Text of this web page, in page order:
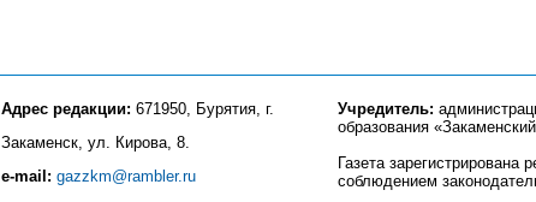
Адрес редакции: 671950, Бурятия, г.
Закаменск, ул. Кирова, 8.
e-mail: gazzkm@rambler.ru
Учредитель:
образования
Газета зарегистрирована
соблюдением